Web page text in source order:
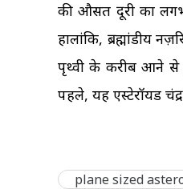
की औसत दूरी का
हालांकि, ब्रह्मांडीय
पृथ्वी के करीब आने से
पहले, यह एस्टेरॉयड
plane sized